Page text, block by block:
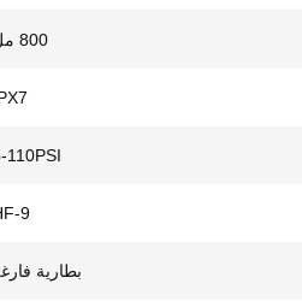
800 مل
110PSI
9
بطارية